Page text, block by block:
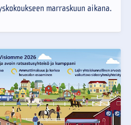
marraskuun aikana.